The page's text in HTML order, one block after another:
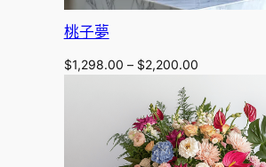
桃子夢
$1,298.00 – $2,200.00Price
$1,298.00
through
$2,200.00